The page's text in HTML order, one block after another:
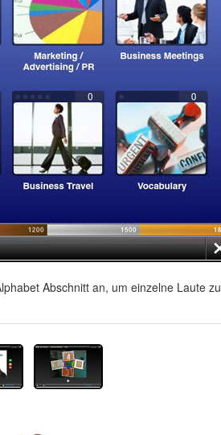
Abschnitt an, um einzelne Laute zu